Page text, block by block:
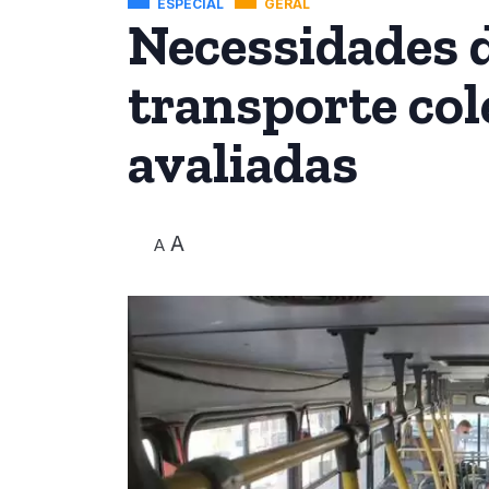
ESPECIAL GERAL
Necessidades
transporte
avaliadas
A A